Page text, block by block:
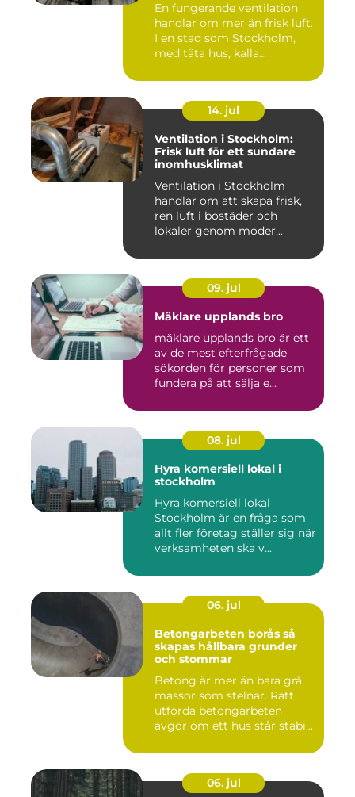
En fungerande ventilation
handlar om mer än frisk luft.
I en stad som Stockholm,
med täta hus, kalla...
14. jul
Ventilation i Stockholm:
Frisk luft för ett sundare
inomhusklimat
Ventilation i Stockholm
handlar om att skapa frisk,
ren luft i bostäder och
lokaler genom moder...
09. jul
Mäklare upplands bro
mäklare upplands bro är ett
av de mest efterfrågade
sökorden för personer som
fundera på att sälja e...
08. jul
Hyra komersiell lokal i
stockholm
Hyra komersiell lokal
Stockholm är en fråga som
allt fler företag ställer sig när
verksamheten ska v...
06. jul
Betongarbeten borås så
skapas hållbara grunder
och stommar
Betong är mer än bara grå
massor som stelnar. Rätt
utförda betongarbeten
avgör om ett hus står stabi...
06. jul